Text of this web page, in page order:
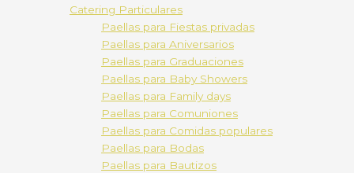
Catering Particulares
Paellas para Fiestas privadas
Paellas para Aniversarios
Paellas para Graduaciones
Paellas para Baby Showers
Paellas para Family days
Paellas para Comuniones
Paellas para Comidas populares
Paellas para Bodas
Paellas para Bautizos